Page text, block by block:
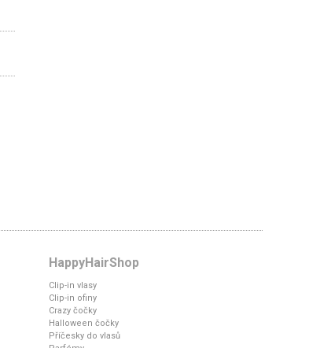
HappyHairShop
Clip-in vlasy
Clip-in ofiny
Crazy čočky
Halloween čočky
Příčesky do vlasů